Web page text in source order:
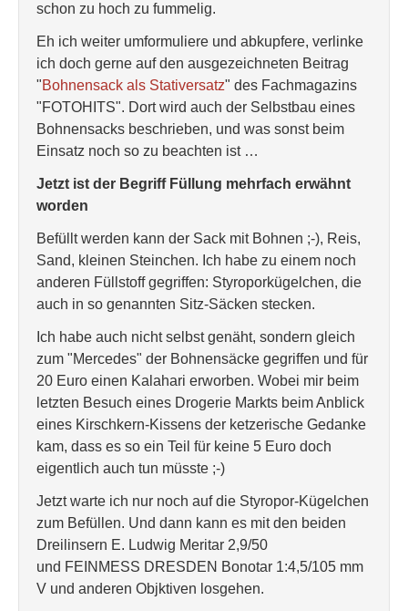
schon zu hoch zu fummelig.
Eh ich weiter umformuliere und abkupfere, verlinke
ich doch gerne auf den ausgezeichneten Beitrag
"Bohnensack als Stativersatz" des Fachmagazins
"FOTOHITS". Dort wird auch der Selbstbau eines
Bohnensacks beschrieben, und was sonst beim
Einsatz noch so zu beachten ist …
Jetzt ist der Begriff Füllung mehrfach erwähnt
worden
Befüllt werden kann der Sack mit Bohnen ;-), Reis,
Sand, kleinen Steinchen. Ich habe zu einem noch
anderen Füllstoff gegriffen: Styroporkügelchen, die
auch in so genannten Sitz-Säcken stecken.
Ich habe auch nicht selbst genäht, sondern gleich
zum "Mercedes" der Bohnensäcke gegriffen und für
20 Euro einen Kalahari erworben. Wobei mir beim
letzten Besuch eines Drogerie Markts beim Anblick
eines Kirschkern-Kissens der ketzerische Gedanke
kam, dass es so ein Teil für keine 5 Euro doch
eigentlich auch tun müsste ;-)
Jetzt warte ich nur noch auf die Styropor-Kügelchen
zum Befüllen. Und dann kann es mit den beiden
Dreilinsern E. Ludwig Meritar 2,9/50
und FEINMESS DRESDEN Bonotar 1:4,5/105 mm
V und anderen Objktiven losgehen.